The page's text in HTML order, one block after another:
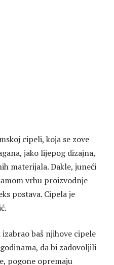
cipeli, koja se zove
jako lijepog dizajna,
materijala. Dakle, juneći
vrhu proizvodnje
postava. Cipela je
baš njihove cipele
da bi zadovoljili
pogone opremaju